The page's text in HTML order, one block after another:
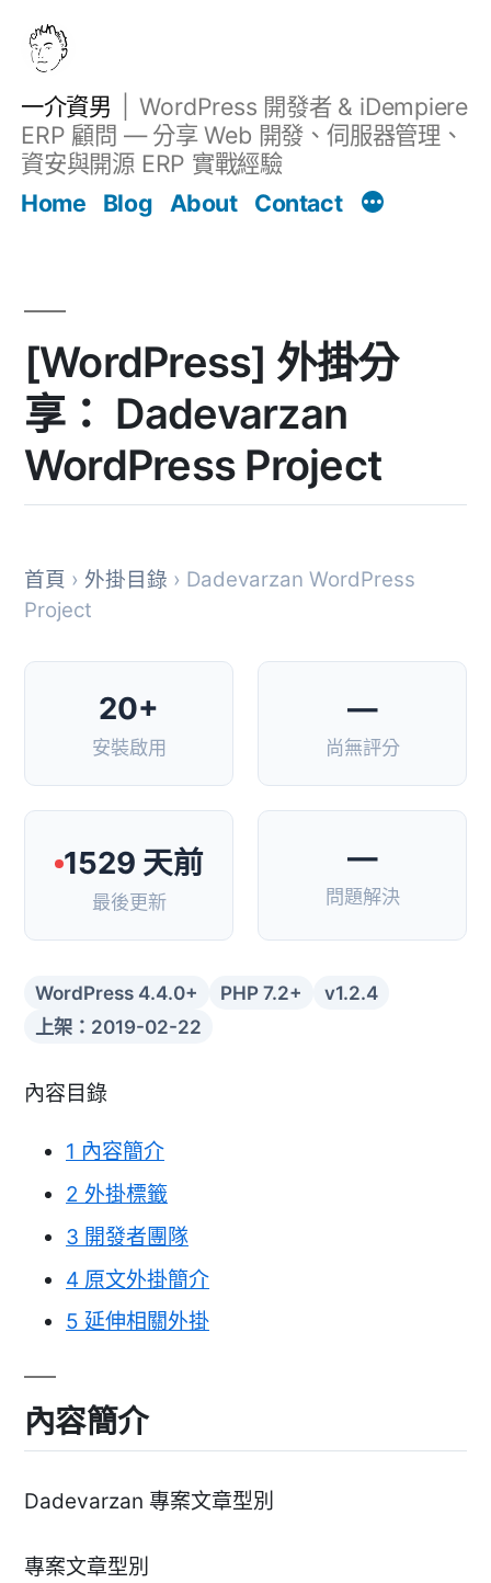
一介資男
WordPress 開發者 & iDempiere
ERP 顧問 — 分享 Web 開發、伺服器管理、
資安與開源 ERP 實戰經驗
Home
Blog About Contact
[WordPress] 外掛分
享： Dadevarzan
WordPress Project
首頁 › 外掛目錄 › Dadevarzan WordPress
Project
20+
安裝啟用
—
尚無評分
1529 天前
最後更新
—
問題解決
WordPress 4.4.0+ PHP 7.2+
v1.2.4
上架：2019-02-22
內容目錄
1 內容簡介
2 外掛標籤
3 開發者團隊
4 原文外掛簡介
5 延伸相關外掛
內容簡介
Dadevarzan 專案文章型別
專案文章型別
文章